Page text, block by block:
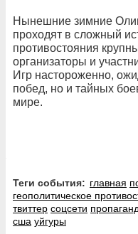
Нынешние зимние
проходят в сложный
противостояния
организаторы и
Игр настороженно,
побед, но и тайных
мире.
Теги события: главная
геополитическое
твиттер соцсети
сша уйгуры